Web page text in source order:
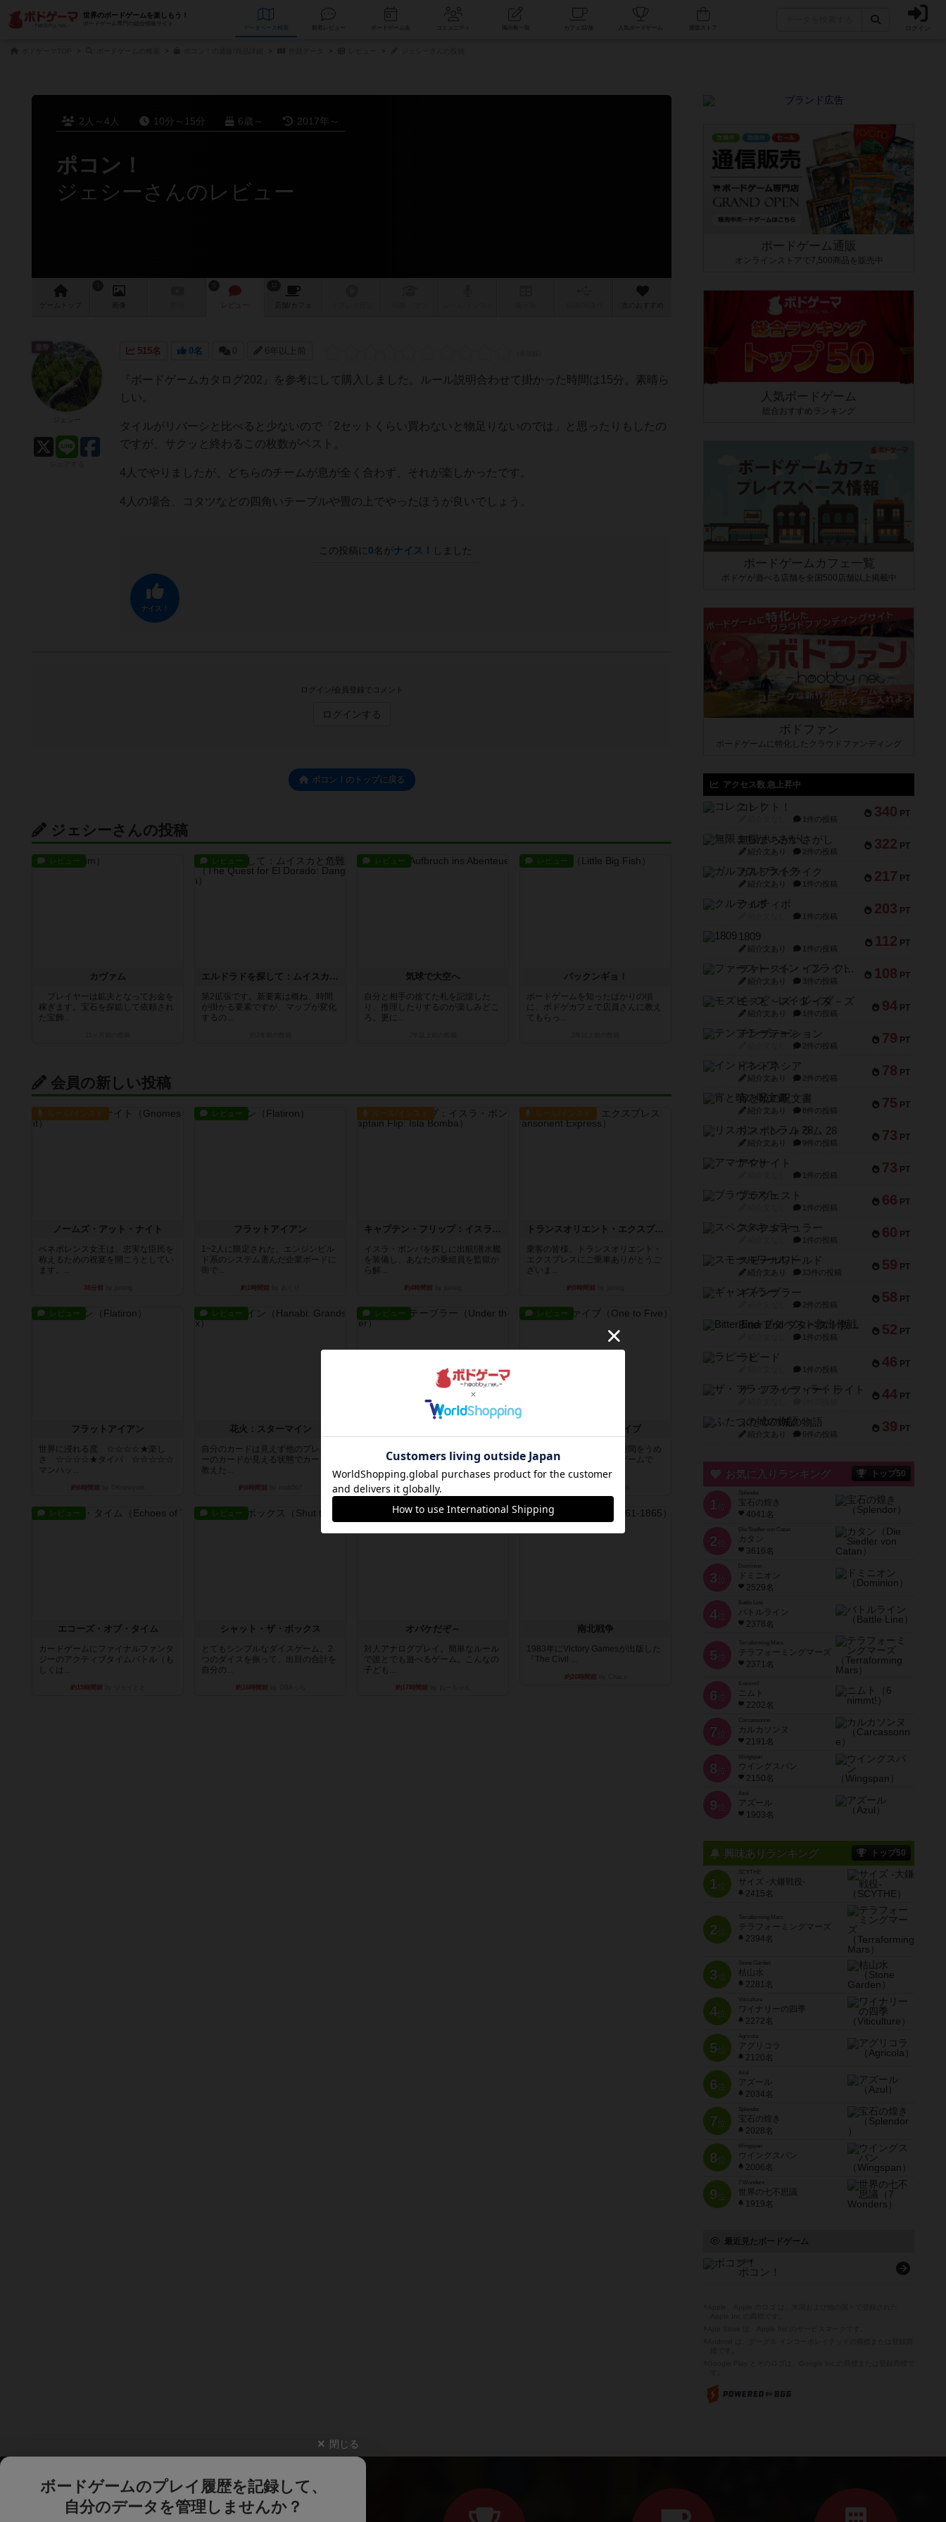
世界のボードゲームを楽しもう！
ボードゲーム専門の総合情報サイト
データベース コミュニティ 人気ボードゲーム ログイン
2人～4人 10分～15分 6歳～ 2017年～
ポコン！
ジェシーさんのレビュー
ゲーム 画像 レビュー 店舗/ カフェ 次のおすすめ
515名 0名 0 6年以上前
『ボードゲームカタログ202』を参考にして購入しました。ルール説明合わせて掛かった時間は15分。素晴ら
しい。
タイルがリバーシと比べると少ないので「2セットくらい買わないと物足りないのでは」と思ったりもしたの
ですが、サクッと終わるこの枚数がベスト。
4人でやりましたが、どちらのチームが息が全く合わず、それが楽しかったです。
4人の場合、コタツなどの四角いテーブルや畳の上でやったほうが良いでしょう。
この投稿に 0名がナイス！ しました
ナイス！
皇帝
ログイン/会員登録でコメント
ログインする
ポコン！のトップに戻る
ジェシーさんの投稿
レビュー
カヴァム
プレイヤーは鉱夫となってお金を
稼ぎます。宝石を探鉱して依頼され
た宝飾...
レビュー
エルドラドを探して：ムイスカと危難（拡張）
第2拡張です。新要素は概ね、時間
が掛かる要素ですが、マップが変化
するの...
レビュー
気球で大空へ
自分と相手の捨てた札を記憶した
り、推理したりするのが楽しみどこ
ろ。更に...
レビュー
パックンギョ！
ボードゲームを知ったばかりの頃
に、ボドゲカフェで店員さんに教え
てもらっ...
会員の新しい投稿
ルール/インスト
ノームズ・アット・ナイト
ベネボレンス女王は、忠実な臣民を
称えるための祝宴を開こうとしてい
ます。...
38分前
レビュー
フラットアイアン
1~2人に限定された、エンジンビル
ド系のシステム選んだ企業ボードに
街で...
約1時間前
ルール/インスト
キャプテン・フリップ：イスラ・ボンバ
イスラ・ボンバを探しに出航!潜水艦
を装備し、あなたの乗組員を監獄か
ら解...
約4時間前
ルール/インスト
トランスオリエント・エクスプレス
乗客の皆様、トランスオリエント・
エクスプレスにご乗車ありがとうご
ざいま...
約5時間前
レビュー
フラットアイアン
世界に浸れる度 ☆☆☆☆★楽し
さ ☆☆☆☆★タイパ ☆☆☆☆☆
マンハッ...
約6時間前
レビュー
花火：スターマイン
自分のカードは見えず他のプレイヤ
ーのカードが見える状態でカードを
教えた...
約8時間前
レビュー
トゲーマーとしてのレビューです。
正体隠...
約10時間前 by toyota
レビュー
ワン・トゥ・ファイブ
とにかくお手軽にすき間時間をうめ
るゲームとして重宝するゲームで
す。いわ...
レビュー
エコーズ・オブ・タイム
カードゲームにファイナルファンタ
ジーのアクティブタイムバトル（も
しくは...
約15時間前
レビュー
シャット・ザ・ボックス
とてもシンプルなダイスゲーム。2
つのダイスを振って、出目の合計を
自分の...
約16時間前
レビュー
オバケだぞ～
対人アナログプレイ。簡単なルール
で誰とでも遊べるゲーム。こんなの
子ども...
約17時間前
レビュー
南北戦争
1983年にVictory Gamesが出版した
『The Civil ...
約20時間前
ボードゲーム通販
オンラインストアで7,500商品を販売中
人気ボードゲーム
総合おすすめランキング
ボードゲームカフェ一覧
ボドゲが遊べる店舗を全国500店舗以上掲載中
ボドファン
ボードゲームに特化したクラウドファンディング
アクセス数 急上昇中
340 PT
コレクト！
1件の投稿
322 PT
無限まちがいさがし
紹介文あり 2件の投稿
217 PT
ガルフストライク
紹介文あり 1件の投稿
203 PT
クルティボ
1件の投稿
112 PT
1809
紹介文あり 1件の投稿
108 PT
ファースト・イン・フライト
紹介文あり 3件の投稿
94 PT
モズビ－ズ・レイダ－ズ
紹介文あり 1件の投稿
79 PT
テンプテーション
2件の投稿
78 PT
インドネシア
紹介文あり 2件の投稿
75 PT
宵と暁の呪文書
紹介文あり 8件の投稿
73 PT
リスボン・トラム 28
紹介文あり 9件の投稿
73 PT
アマナイト
1件の投稿
66 PT
ブラヴェスト
1件の投稿
60 PT
スペクタキュラー
1件の投稿
59 PT
スモールワールド
紹介文あり 13件の投稿
58 PT
ギャンブラー
2件の投稿
52 PT
Bitter End ブタペスト救出作戦
1件の投稿
46 PT
ラピード
1件の投稿
44 PT
ザ・フラッフィー・ライト
39 PT
ふたつの城の物語
紹介文あり 6件の投稿
お気に入りランキング トップ50
1 位
宝石の煌き
4041名
2 位
Die Siedler von Catan
カタン
3616名
3 位
ドミニオン
2529名
4位
Battle Line
バトルライン
2378名
5 位
Terraforming Mars
テラフォーミングマーズ
2371名
6 位
ニムト
2202名
7 位
Carcassonne
カルカソンヌ
2191名
8 位
Wingspan
ウイングスパン
2150名
9 位
Azul
アズール
1903名
興味ありランキング トップ50
1位
SCYTHE
サイズ -大鎌戦役-
2415名
2位
Terraforming Mars
テラフォーミングマーズ
2394名
3位
Stone Garden
枯山水
2281名
4位
Viticulture
ワイナリーの四季
2272名
5位
Agricola
アグリコラ
2120名
6位
Azul
アズール
2034名
7位
宝石の煌き
2028名
8位
Wingspan
ウイングスパン
2006名
9位
7 Wonders
世界の七不思議
1919名
最近見たボードゲーム
pokon!
ポコン！
閉じる
ボードゲームのプレイ履歴を記録して、
自分のデータを管理しませんか？